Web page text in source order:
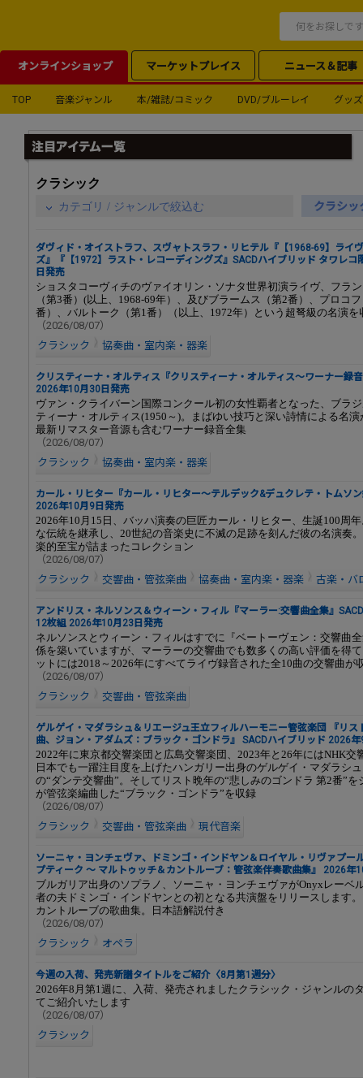
オンラインショップ マーケットプレイス ニュース＆記事
TOP 音楽ジャンル 本/雑誌/コミック DVD/ブルーレイ グッズ
クラシック
カテゴリ / ジャンルで絞込む クラシッ
ダヴィド・オイストラフ、スヴャトスラフ・リヒテル『【1968-69】ライ
ズ』『【1972】ラスト・レコーディングズ』SACDハイブリッド タワレコ
日発売
ショスタコーヴィチのヴァイオリン・ソナタ世界初演ライヴ、フラ
（第3番）(以上、1968-69年）、及びブラームス（第2番）、プロコ
番）、バルトーク（第1番）（以上、1972年）という超弩級の名演を
（2026/08/07）
クラシック
協奏曲・室内楽・器楽
クリスティーナ・オルティス『クリスティーナ・オルティス～ワーナー録
2026年10月30日発売
ヴァン・クライバーン国際コンクール初の女性覇者となった、ブラ
ティーナ・オルティス(1950～)。まばゆい技巧と深い詩情による名
最新リマスター音源も含むワーナー録音全集
（2026/08/07）
クラシック
協奏曲・室内楽・器楽
カール・リヒター『カール・リヒター～テルデック&デュクレテ・トムソ
2026年10月9日発売
2026年10月15日、バッハ演奏の巨匠カール・リヒター、生誕100周
な伝統を継承し、20世紀の音楽史に不滅の足跡を刻んだ彼の名演奏
楽的至宝が詰まったコレクション
（2026/08/07）
クラシック
交響曲・管弦楽曲 協奏曲・室内楽・器楽 古楽・バ
アンドリス・ネルソンス＆ウィーン・フィル『マーラー:交響曲全集』
12枚組 2026年10月23日発売
ネルソンスとウィーン・フィルはすでに『ベートーヴェン：交響曲
係を築いていますが、マーラーの交響曲でも数多くの高い評価を得
ットには2018～2026年にすべてライヴ録音された全10曲の交響曲が
（2026/08/07）
クラシック
交響曲・管弦楽曲
ゲルゲイ・マダラシュ＆リエージュ王立フィルハーモニー管弦楽団 『リス
曲、ジョン・アダムズ：ブラック・ゴンドラ』 SACDハイブリッド 2026
2022年に東京都交響楽団と広島交響楽団、2023年と26年にはNHK交
日本でも一躍注目度を上げたハンガリー出身のゲルゲイ・マダラシ
の“ダンテ交響曲”。そしてリスト晩年の“悲しみのゴンドラ 第2番”を
が管弦楽編曲した“ブラック・ゴンドラ”を収録
（2026/08/07）
クラシック
交響曲・管弦楽曲 現代音楽
ソーニャ・ヨンチェヴァ、ドミンゴ・インドヤン＆ロイヤル・リヴァプー
プティーク ～ マルトゥッチ＆カントルーブ：管弦楽伴奏歌曲集』 2026年
ブルガリア出身のソプラノ、ソーニャ・ヨンチェヴァがOnyxレーベ
者の夫ドミンゴ・インドヤンとの初となる共演盤をリリースします
カントルーブの歌曲集。日本語解説付き
（2026/08/07）
クラシック
オペラ
今週の入荷、発売新譜タイトルをご紹介〈8月第1週分〉
2026年8月第1週に、入荷、発売されましたクラシック・ジャンルの
てご紹介いたします
（2026/08/07）
クラシック